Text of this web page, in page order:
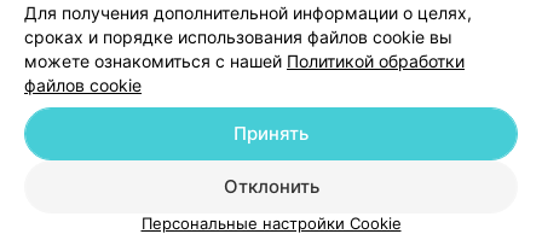
© 2026 ООО «Артокс Лаб», УНП 191700409
| 220012, Республика Беларусь,
г. Минск, улица Толбухина, 2, пом. 16 | help@103.by
Служба поддержки +375 291212755
Для получения дополнительной информации о целях,
сроках и порядке использования файлов cookie вы
можете ознакомиться с нашей Политикой обработки
файлов cookie
Отклонить
Принять
Персональные настройки Cookie